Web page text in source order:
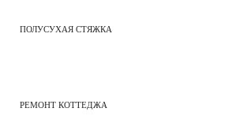
ПОЛУСУХАЯ СТЯЖКА
РЕМОНТ КОТТЕДЖА